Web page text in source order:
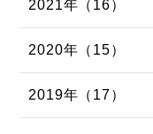
2021年（16）
2020年（15）
2019年（17）